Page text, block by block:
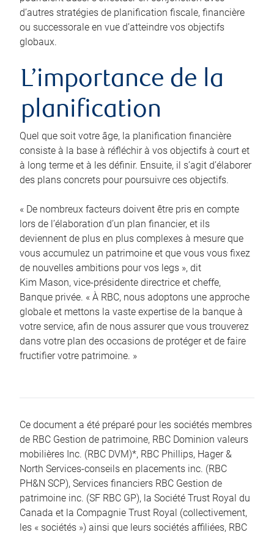
d’autres stratégies de planification fiscale, financière
ou successorale en vue d’atteindre vos objectifs
globaux.
L’importance de la
planification
Quel que soit votre âge, la planification financière
consiste à la base à réfléchir à vos objectifs à court et
à long terme et à les définir. Ensuite, il s’agit d’élaborer
des plans concrets pour poursuivre ces objectifs.
« De nombreux facteurs doivent être pris en compte
lors de l’élaboration d’un plan financier, et ils
deviennent de plus en plus complexes à mesure que
vous accumulez un patrimoine et que vous vous fixez
de nouvelles ambitions pour vos legs », dit
Kim Mason, vice-présidente directrice et cheffe,
Banque privée. « À RBC, nous adoptons une approche
globale et mettons la vaste expertise de la banque à
votre service, afin de nous assurer que vous trouverez
dans votre plan des occasions de protéger et de faire
fructifier votre patrimoine. »
Ce document a été préparé pour les sociétés membres
de RBC Gestion de patrimoine, RBC Dominion valeurs
mobilières Inc. (RBC DVM)*, RBC Phillips, Hager &
North Services-conseils en placements inc. (RBC
PH&N SCP), Services financiers RBC Gestion de
patrimoine inc. (SF RBC GP), la Société Trust Royal du
Canada et la Compagnie Trust Royal (collectivement,
les « sociétés ») ainsi que leurs sociétés affiliées, RBC